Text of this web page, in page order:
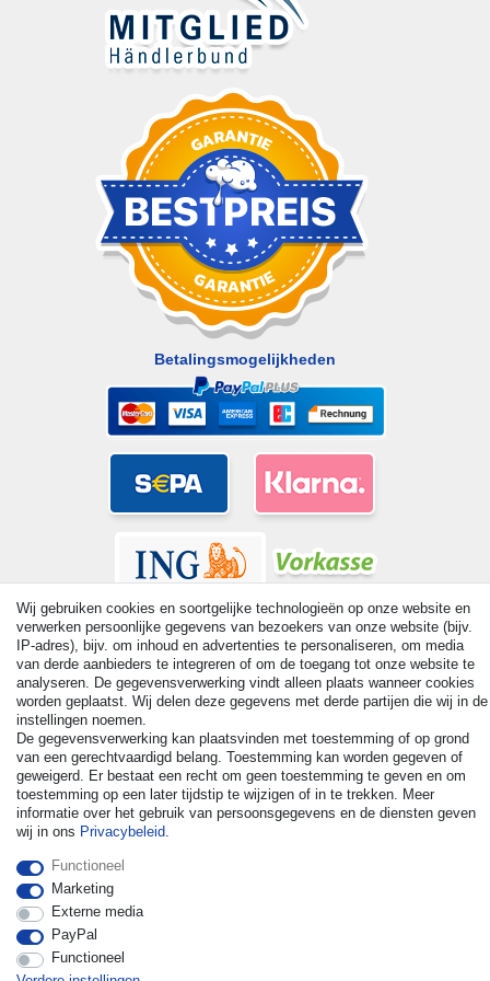
Betalingsmogelijkheden
© Copyright 2026 | Alle rechten voorbehouden. - All rights
reserved. Prices incl. VAT. 19% VAT Basic prices see article detail
| * Applies to deliveries to the UK!
Wij gebruiken cookies en soortgelijke technologieën op onze website en
verwerken persoonlijke gegevens van bezoekers van onze website (bijv.
IP-adres), bijv. om inhoud en advertenties te personaliseren, om media
van derde aanbieders te integreren of om de toegang tot onze website te
analyseren. De gegevensverwerking vindt alleen plaats wanneer cookies
worden geplaatst. Wij delen deze gegevens met derde partijen die wij in de
instellingen noemen.
De gegevensverwerking kan plaatsvinden met toestemming of op grond
van een gerechtvaardigd belang. Toestemming kan worden gegeven of
geweigerd. Er bestaat een recht om geen toestemming te geven en om
toestemming op een later tijdstip te wijzigen of in te trekken. Meer
informatie over het gebruik van persoonsgegevens en de diensten geven
wij in ons Privacybeleid.
Functioneel
Marketing
Externe media
PayPal
Functioneel
Herroepingsrecht uitoefenen Contact